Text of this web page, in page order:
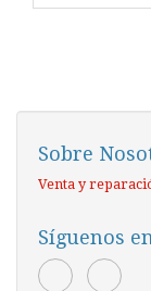
Sobre
Venta y
Síguenos